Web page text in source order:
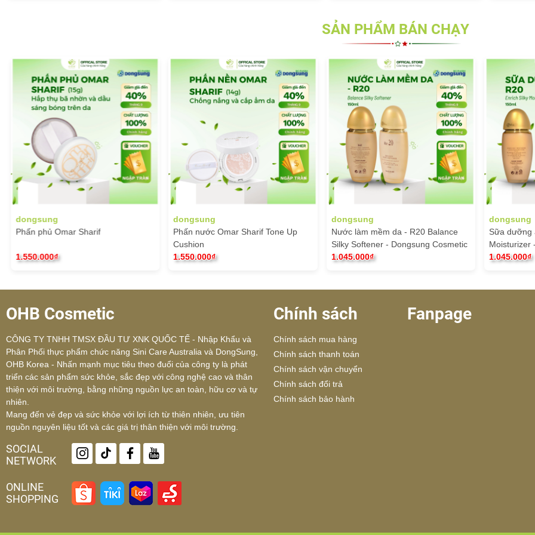
SẢN PHẨM BÁN CHẠY
Phấn nước Omar Sharif Tone Up
Nước làm mềm da - R20 Balance
Silky Softener - Dongsung Cosmetic
Sữa dưỡng ẩm R20 Enrich Silky
Moisturizer - Dong Sung Cosmetic
OHB Cosmetic
CÔNG TY TNHH TMSX ĐẦU TƯ XNK QUỐC TẾ - Nhập Khẩu và
Phân Phối thực phẩm chức năng Sini Care Australia và DongSung,
OHB Korea - Nhấn mạnh mục tiêu theo đuổi của công ty là phát
triển các sản phẩm sức khỏe, sắc đẹp với công nghệ cao và thân
thiện với môi trường, bằng những nguồn lực an toàn, hữu cơ và tự
nhiên.
Mang đến vẻ đẹp và sức khỏe với lợi ích từ thiên nhiên, ưu tiên
nguồn nguyên liệu tốt và các giá trị thân thiện với môi trường.
SOCIAL
NETWORK
ONLINE
SHOPPING
Chính sách
Chính sách mua hàng
Chính sách thanh toán
Chính sách vận chuyển
Chính sách đổi trả
Chính sách bảo hành
Fanpage